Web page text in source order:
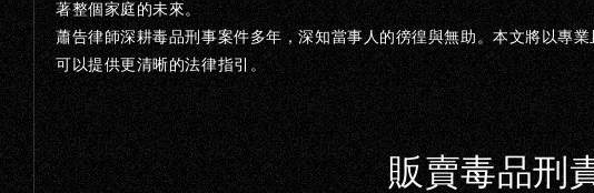
著整個家庭的未來。
蕭告律師深耕毒品刑事案件多年，深知當事人的徬徨與無助。本文將以專
可以提供更清晰的法律指引。
販賣毒品刑